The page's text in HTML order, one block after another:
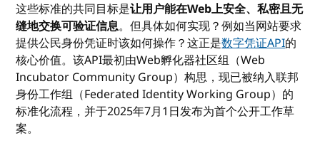
这些标准的共同目标是让用户能在Web上安全、私密且无
缝地交换可验证信息。但具体如何实现？例如当网站要求
提供公民身份凭证时该如何操作？这正是数字凭证API的
核心价值。该API最初由Web孵化器社区组（Web
Incubator Community Group）构思，现已被纳入联邦
身份工作组（Federated Identity Working Group）的
标准化流程，并于2025年7月1日发布为首个公开工作草
案。